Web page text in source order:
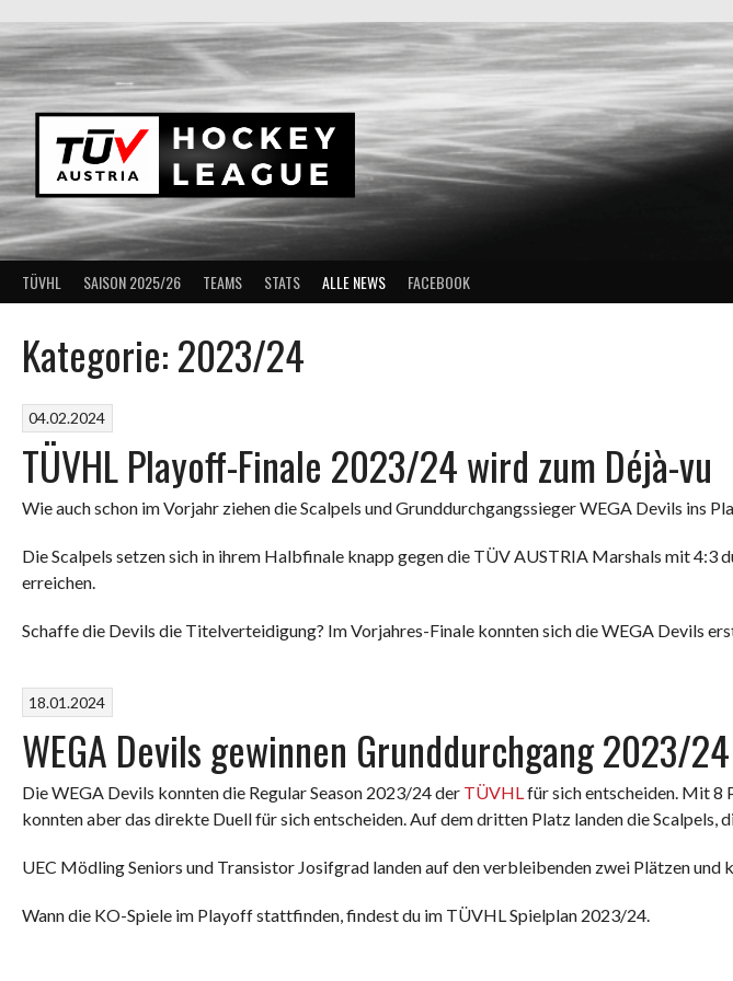
zum
Inhalt
TÜVHL SAISON 2025/26 TEAMS STATS ALLE NEWS FACEBOOK
Kategorie:2023/24
04.02.2024
TÜVHL Playoff-Finale 2023/24 wird zum Déjà-vu
Wie auch schon im Vorjahr ziehen die Scalpels und Grunddurchgangssieger WEGA Devils ins
Die Scalpels setzen sich in ihrem Halbfinale knapp gegen die TÜV AUSTRIA Marshals mit
erreichen.
Schaffe die Devils die Titelverteidigung? Im Vorjahres-Finale konnten sich die WEGA Devils
18.01.2024
WEGA Devils gewinnen Grunddurchgang 2023/24
Die WEGA Devils konnten die Regular Season 2023/24 der TÜVHL für sich entscheiden. Mit 8
konnten aber das direkte Duell für sich entscheiden. Auf dem dritten Platz landen die
UEC Mödling Seniors und Transistor Josifgrad landen auf den verbleibenden zwei Plätzen und
Wann die KO-Spiele im Playoff stattfinden, findest du im TÜVHL Spielplan 2023/24.